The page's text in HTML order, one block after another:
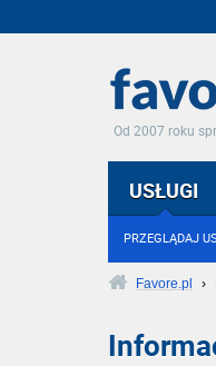
Od 2007 roku
USŁUGI
PRZEGLĄDAJ
Favore.pl ›